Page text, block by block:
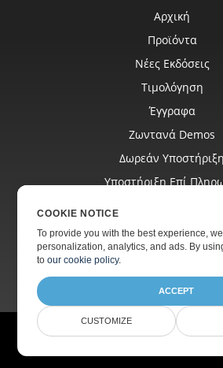
Αρχική
Προϊόντα
Νέες Εκδόσεις
Τιμολόγηση
Έγγραφα
Ζωντανά Demos
Δωρεάν Υποστήριξη
Υποστήριξη Επί
Ιστότοποι
Σχετικά Με
© Aspose Pty Ltd 2001-2026. Με την
COOKIE NOTICE
To provide you with the best experience,
personalization, analytics, and ads. By
toour cookie policy.
ACCEPT
CUSTOMIZE